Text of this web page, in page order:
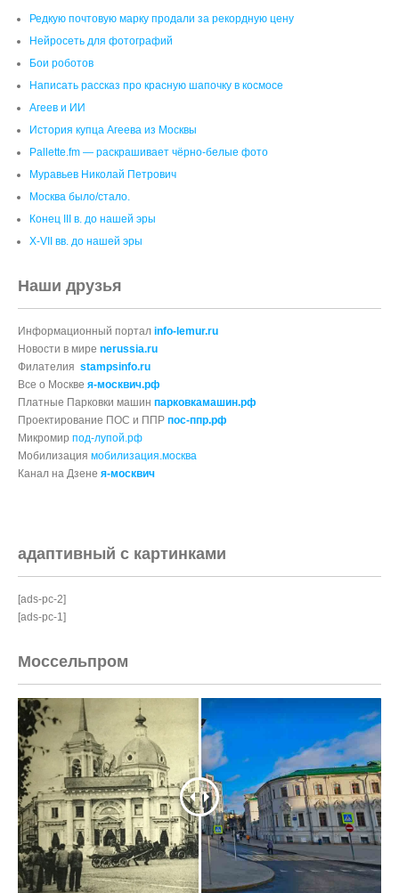
Редкую почтовую марку продали за рекордную цену
Нейросеть для фотографий
Бои роботов
Написать рассказ про красную шапочку в космосе
Агеев и ИИ
История купца Агеева из Москвы
Pallette.fm — раскрашивает чёрно‑белые фото
Муравьев Николай Петрович
Москва было/стало.
Конец III в. до нашей эры
X-VII вв. до нашей эры
Наши друзья
Информационный портал info-lemur.ru
Новости в мире nerussia.ru
Филателия stampsinfo.ru
Все о Москве я-москвич.рф
Платные Парковки машин парковкамашин.рф
Проектирование ПОС и ППР пос-ппр.рф
Микромир под-лупой.рф
Мобилизация мобилизация.москва
Канал на Дзене я-москвич
адаптивный с картинками
[ads-pc-2]
[ads-pc-1]
Моссельпром